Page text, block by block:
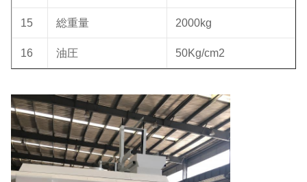
15 総重量 2000kg
16 油圧 50Kg/cm2